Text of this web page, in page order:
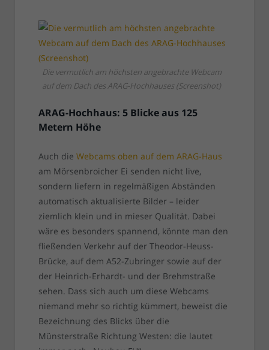
Die vermutlich am höchsten angebrachte Webcam
auf dem Dach des ARAG-Hochhauses (Screenshot)
ARAG-Hochhaus: 5 Blicke aus 125
Metern Höhe
Auch die Webcams oben auf dem ARAG-Haus
am Mörsenbroicher Ei senden nicht live,
sondern liefern in regelmäßigen Abständen
automatisch aktualisierte Bilder – leider
ziemlich klein und in mieser Qualität. Dabei
wäre es besonders spannend, könnte man den
fließenden Verkehr auf der Theodor-Heuss-
Brücke, auf dem A52-Zubringer sowie auf der
der Heinrich-Erhardt- und der Brehmstraße
sehen. Dass sich auch um diese Webcams
niemand mehr so richtig kümmert, beweist die
Bezeichnung des Blicks über die
Münsterstraße Richtung Westen: die lautet